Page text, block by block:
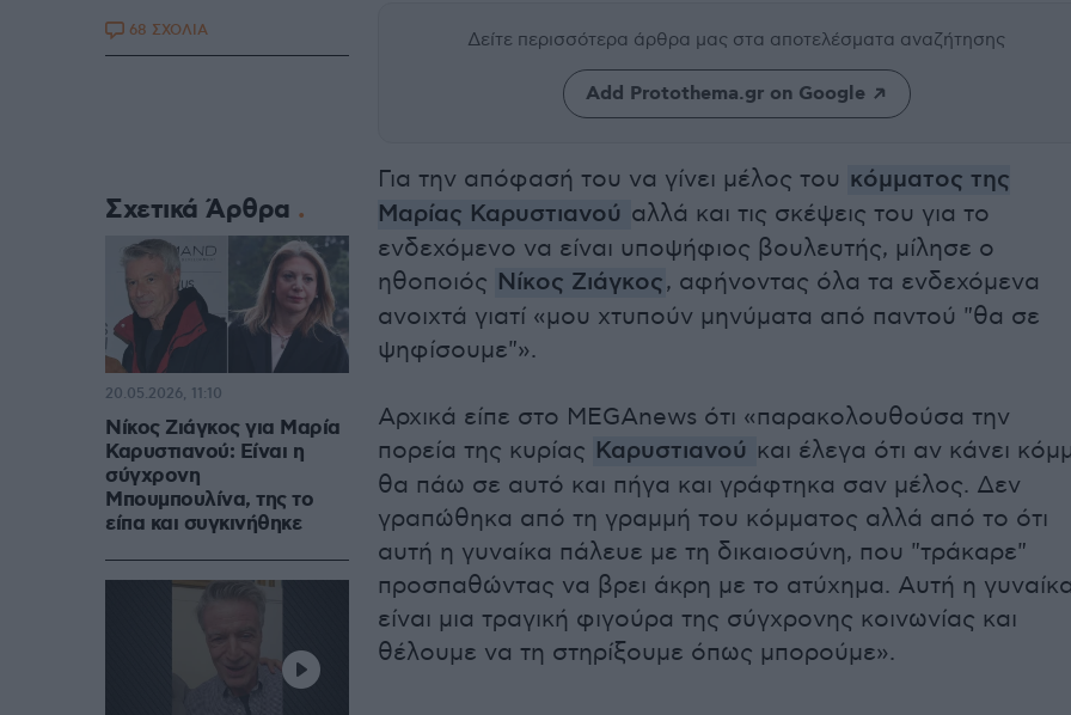
Δείτε περισσότερα άρθρα μας στα αποτελέσματα αναζήτησης
Add Protothema.gr on Google
Για την απόφασή του να γίνει μέλος του κόμματος της
Μαρίας Καρυστιανού αλλά και τις σκέψεις του για το
ενδεχόμενο να είναι υποψήφιος βουλευτής, μίλησε ο
ηθοποιός Νίκος Ζιάγκος, αφήνοντας όλα τα ενδεχόμενα
ανοιχτά γιατί «μου χτυπούν μηνύματα από παντού "θα σε
ψηφίσουμε"».
Αρχικά είπε στο MEGAnews ότι «παρακολουθούσα την
πορεία της κυρίας Καρυστιανού και έλεγα ότι αν κάνει
θα πάω σε αυτό και πήγα και γράφτηκα σαν μέλος. Δεν
γραπώθηκα από τη γραμμή του κόμματος αλλά από το ότι
αυτή η γυναίκα πάλευε με τη δικαιοσύνη, που "τράκαρε"
προσπαθώντας να βρει άκρη με το ατύχημα. Αυτή η
είναι μια τραγική φιγούρα της σύγχρονης κοινωνίας και
θέλουμε να τη στηρίξουμε όπως μπορούμε».
68 ΣΧΟΛΙΑ
Σχετικά Άρθρα
Νίκος Ζιάγκος για Μαρία
Καρυστιανού: Είναι η
σύγχρονη
Μπουμπουλίνα, της το
είπα και συγκινήθηκε
20.05.2026, 11:10